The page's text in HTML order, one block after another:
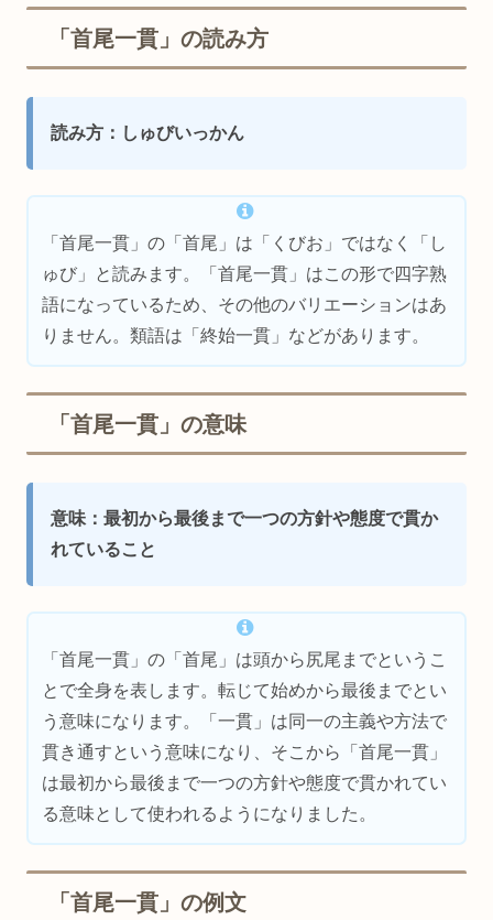
「首尾一貫」の読み方
読み方：しゅびいっかん
「首尾一貫」の「首尾」は「くびお」ではなく「し
ゅび」と読みます。「首尾一貫」はこの形で四字熟
語になっているため、その他のバリエーションはあ
りません。類語は「終始一貫」などがあります。
「首尾一貫」の意味
意味：最初から最後まで一つの方針や態度で貫か
れていること
「首尾一貫」の「首尾」は頭から尻尾までというこ
とで全身を表します。転じて始めから最後までとい
う意味になります。「一貫」は同一の主義や方法で
貫き通すという意味になり、そこから「首尾一貫」
は最初から最後まで一つの方針や態度で貫かれてい
る意味として使われるようになりました。
「首尾一貫」の例文